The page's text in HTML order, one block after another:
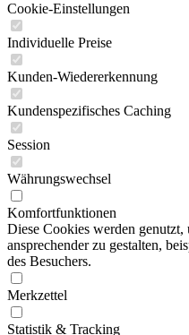
Cookie-Einstellungen
Individuelle Preise
Kunden-Wiedererkennung
Kundenspezifisches Caching
Session
Währungswechsel
Komfortfunktionen
Diese Cookies werden
ansprechender zu gestalten,
des Besuchers.
Merkzettel
Statistik & Tracking